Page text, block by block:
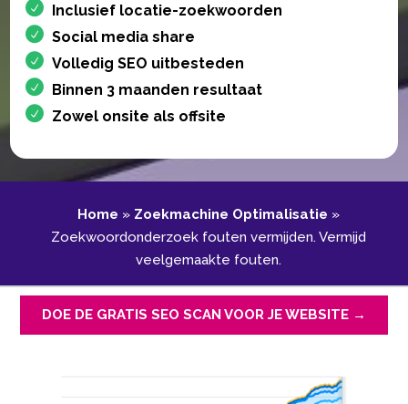
Inclusief locatie-zoekwoorden
Social media share
Volledig SEO uitbesteden
Binnen 3 maanden resultaat
Zowel onsite als offsite
Home » Zoekmachine Optimalisatie »
Zoekwoordonderzoek fouten vermijden.​ Vermijd
veelgemaakte fouten.​
DOE DE GRATIS SEO SCAN VOOR JE WEBSITE →